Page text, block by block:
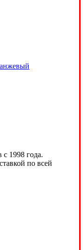
1998 года.
по всей